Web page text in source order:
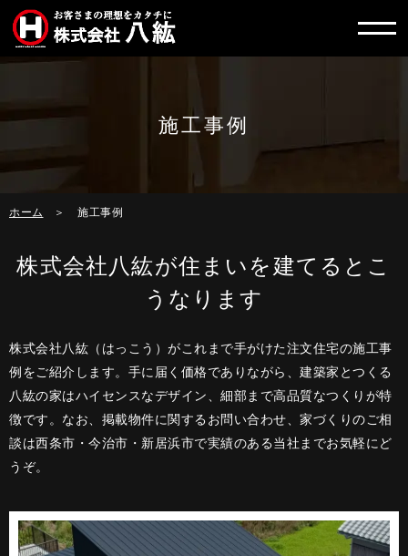
施工事例
ホーム 施工事例
株式会社八紘が住まいを建てるとこ
うなります
株式会社八紘（はっこう）がこれまで手がけた注文住宅の施工事
例をご紹介します。手に届く価格でありながら、建築家とつくる
八紘の家はハイセンスなデザイン、細部まで高品質なつくりが特
徴です。なお、掲載物件に関するお問い合わせ、家づくりのご相
談は西条市・今治市・新居浜市で実績のある当社までお気軽にど
うぞ。